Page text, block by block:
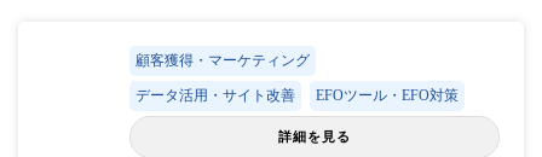
顧客獲得・マーケティング
データ活用・サイト改善 EFOツール・EFO対策
詳細を見る